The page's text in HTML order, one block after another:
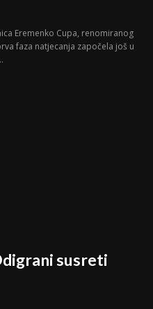
Eremenko Cupa, renomiranog
faza natjecanja započela još u
susreti